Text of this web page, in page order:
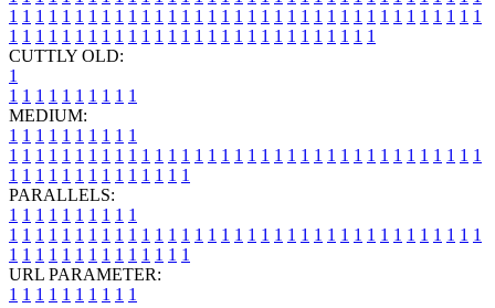
1 1 1 1 1 1 1 1 1 1 1 1 1 1 1 1 1 1 1 1 1 1 1 1 1 1 1 1 1 1 1 1 1 1 1 1
1 1 1 1 1 1 1 1 1 1 1 1 1 1 1 1 1 1 1 1 1 1 1 1 1 1 1 1
CUTTLY OLD:
1
1 1 1 1 1 1 1 1 1 1
MEDIUM:
1 1 1 1 1 1 1 1 1 1
1 1 1 1 1 1 1 1 1 1 1 1 1 1 1 1 1 1 1 1 1 1 1 1 1 1 1 1 1 1 1 1 1 1 1 1
1 1 1 1 1 1 1 1 1 1 1 1 1 1
PARALLELS:
1 1 1 1 1 1 1 1 1 1
1 1 1 1 1 1 1 1 1 1 1 1 1 1 1 1 1 1 1 1 1 1 1 1 1 1 1 1 1 1 1 1 1 1 1 1
1 1 1 1 1 1 1 1 1 1 1 1 1 1
URL PARAMETER:
1 1 1 1 1 1 1 1 1 1